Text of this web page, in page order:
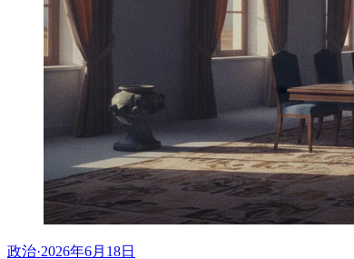
政治·2026年6月18日